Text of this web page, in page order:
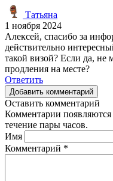
Татьяна
1 ноября 2024
Алексей, спасибо за
действительно
такой визой? Если да, не
продления на месте?
Ответить
Добавить комментарий
Оставить комментарий
Комментарии появляются
течение пары часов.
Имя
Комментарий *